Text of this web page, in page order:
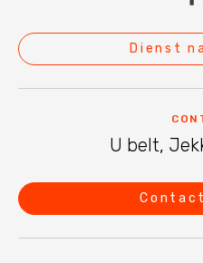
Dienst
U belt,